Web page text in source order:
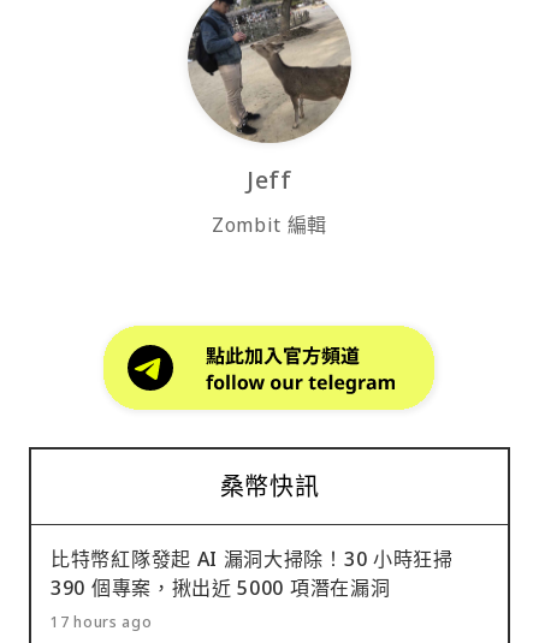
Jeff
Zombit 編輯
桑幣快訊
比特幣紅隊發起 AI 漏洞大掃除！30 小時狂掃
390 個專案，揪出近 5000 項潛在漏洞
17 hours ago